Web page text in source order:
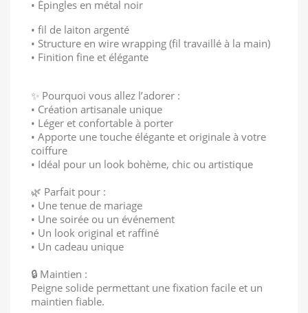
• Épingles en métal noir
• fil de laiton argenté
• Structure en wire wrapping (fil travaillé à la main)
• Finition fine et élégante
✨ Pourquoi vous allez l’adorer :
• Création artisanale unique
• Léger et confortable à porter
• Apporte une touche élégante et originale à votre
coiffure
• Idéal pour un look bohème, chic ou artistique
🌿 Parfait pour :
• Une tenue de mariage
• Une soirée ou un événement
• Un look original et raffiné
• Un cadeau unique
🔒 Maintien :
Peigne solide permettant une fixation facile et un
maintien fiable.